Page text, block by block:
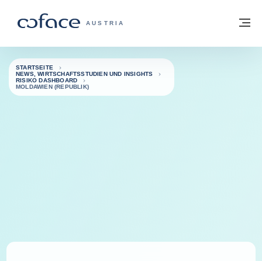
COFACE FOR TRADE - WEBSEITE DER
AUSTRIA
Zurück zur Startseite
STARTSEITE
NEWS, WIRTSCHAFTSSTUDIEN UND INSIGHTS
RISIKO DASHBOARD
MOLDAWIEN (REPUBLIK)